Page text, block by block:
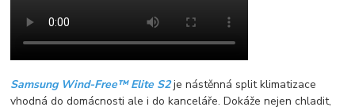
Samsung Wind-Free™ Elite S2je nástěnná split klimatizace
vhodná do domácnosti ale i do kanceláře. Dokáže nejen chladit,